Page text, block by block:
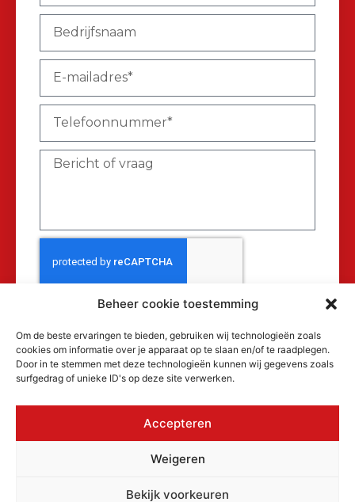
Beheer cookie toestemming
Om de beste ervaringen te bieden, gebruiken wij technologieën zoals
cookies om informatie over je apparaat op te slaan en/of te raadplegen.
Door in te stemmen met deze technologieën kunnen wij gegevens zoals
surfgedrag of unieke ID's op deze site verwerken.
Accepteren
Weigeren
Bekijk voorkeuren
Verzenden
© 2026 MAKRA Benelux, alle rechten